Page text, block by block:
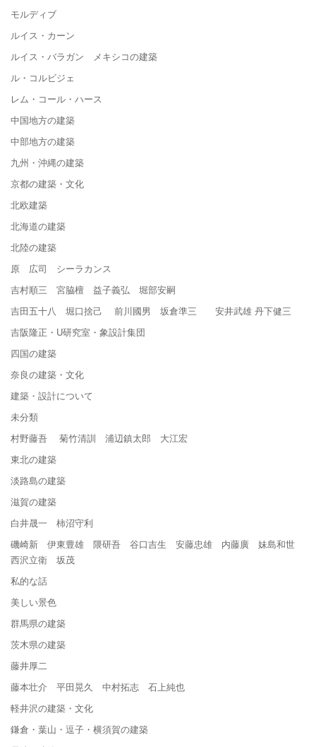
モルディブ
ルイス・カーン
ルイス・バラガン メキシコの建築
ル・コルビジェ
レム・コール・ハース
中国地方の建築
中部地方の建築
九州・沖縄の建築
京都の建築・文化
北欧建築
北海道の建築
北陸の建築
原 広司 シーラカンス
吉村順三 宮脇檀 益子義弘 堀部安嗣
吉田五十八 堀口捨己 前川國男 坂倉準三 安井武雄 丹下健三
吉阪隆正・U研究室・象設計集団
四国の建築
奈良の建築・文化
建築・設計について
未分類
村野藤吾 菊竹清訓 浦辺鎮太郎 大江宏
東北の建築
淡路島の建築
滋賀の建築
白井晟一 柿沼守利
磯崎新 伊東豊雄 隈研吾 谷口吉生 安藤忠雄 内藤廣 妹島和世
西沢立衛 坂茂
私的な話
美しい景色
群馬県の建築
茨木県の建築
藤井厚二
藤本壮介 平田晃久 中村拓志 石上純也
軽井沢の建築・文化
鎌倉・葉山・逗子・横須賀の建築